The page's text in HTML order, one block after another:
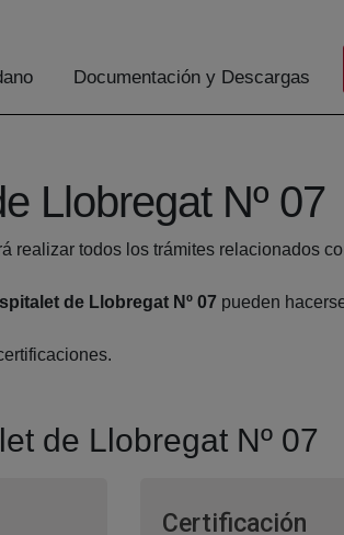
Documentación y Descargas
Llobregat Nº 07
realizar todos los trámites relacionados
de Llobregat Nº 07 pueden
de Llobregat Nº 07
nueva Certificación